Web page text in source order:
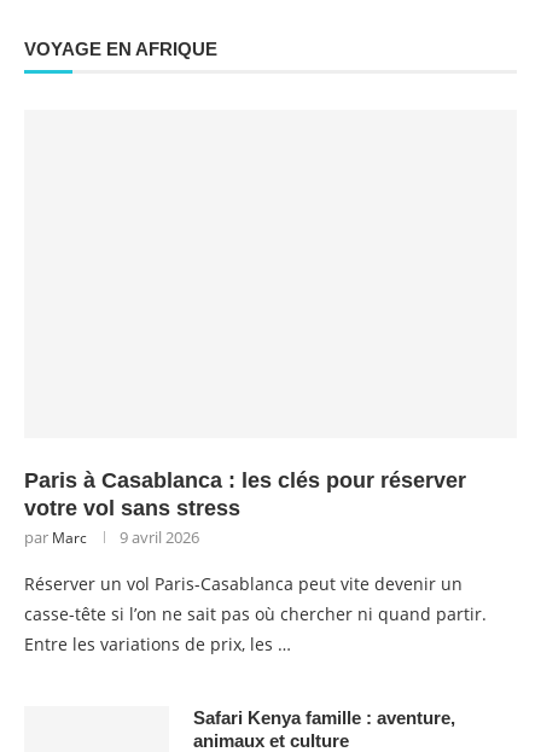
VOYAGE EN AFRIQUE
Paris à Casablanca : les clés pour réserver
votre vol sans stress
par Marc 9 avril 2026
Réserver un vol Paris-Casablanca peut vite devenir un
casse-tête si l’on ne sait pas où chercher ni quand partir.
Entre les variations de prix, les …
Safari Kenya famille : aventure,
animaux et culture